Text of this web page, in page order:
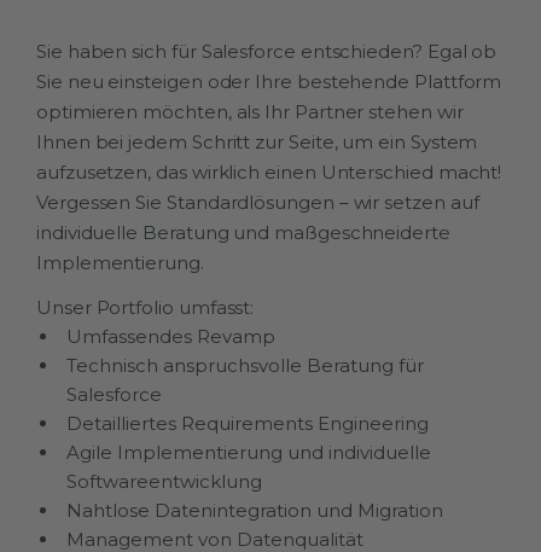
Sie haben sich für Salesforce entschieden? Egal ob
Sie neu einsteigen oder Ihre bestehende Plattform
optimieren möchten, als Ihr Partner stehen wir
Ihnen bei jedem Schritt zur Seite, um ein System
aufzusetzen, das wirklich einen Unterschied macht!
Vergessen Sie Standardlösungen – wir setzen auf
individuelle Beratung und maßgeschneiderte
Implementierung.
Unser Portfolio umfasst:
Umfassendes Revamp
Technisch anspruchsvolle Beratung für
Salesforce
Detailliertes Requirements Engineering
Agile Implementierung und individuelle
Softwareentwicklung
Nahtlose Datenintegration und Migration
Management von Datenqualität